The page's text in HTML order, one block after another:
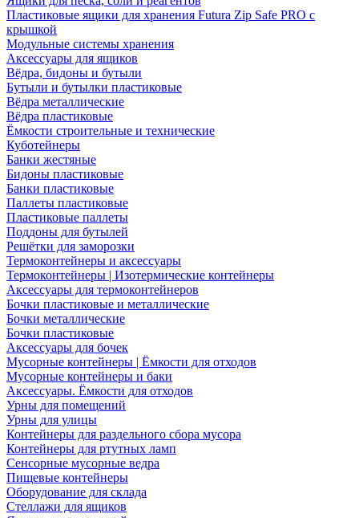
Пластиковые ящики для хранения Futura Zip Safe PRO с
крышкой
Модульные системы хранения
Аксессуары для ящиков
Вёдра, бидоны и бутыли
Бутыли и бутылки пластиковые
Вёдра металлические
Вёдра пластиковые
Ёмкости строительные и технические
Куботейнеры
Банки жестяные
Бидоны пластиковые
Банки пластиковые
Паллеты пластиковые
Пластиковые паллеты
Поддоны для бутылей
Решётки для заморозки
Термоконтейнеры и аксессуары
Термоконтейнеры | Изотермические контейнеры
Аксессуары для термоконтейнеров
Бочки пластиковые и металлические
Бочки металлические
Бочки пластиковые
Аксессуары для бочек
Мусорные контейнеры | Ёмкости для отходов
Мусорные контейнеры и баки
Аксессуары. Ёмкости для отходов
Урны для помещений
Урны для улицы
Контейнеры для раздельного сбора мусора
Контейнеры для ртутных ламп
Сенсорные мусорные ведра
Пищевые контейнеры
Оборудование для склада
Стеллажи для ящиков